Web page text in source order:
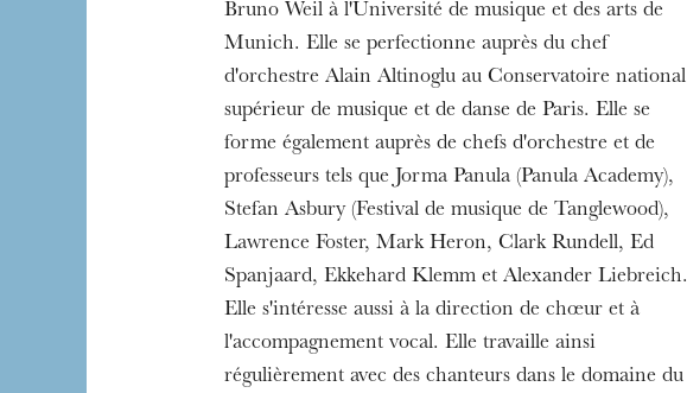
Bruno Weil à l'Université de musique et des arts de
Munich. Elle se perfectionne auprès du chef
d'orchestre Alain Altinoglu au Conservatoire national
supérieur de musique et de danse de Paris. Elle se
forme également auprès de chefs d'orchestre et de
professeurs tels que Jorma Panula (Panula Academy),
Stefan Asbury (Festival de musique de Tanglewood),
Lawrence Foster, Mark Heron, Clark Rundell, Ed
Spanjaard, Ekkehard Klemm et Alexander Liebreich.
Elle s'intéresse aussi à la direction de chœur et à
l'accompagnement vocal. Elle travaille ainsi
régulièrement avec des chanteurs dans le domaine du